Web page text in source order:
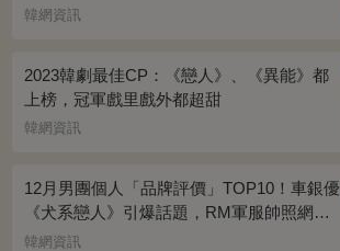
韓網資訊
2023韓劇最佳CP：《戀人》、《異能》都
上榜，冠軍戲里戲外都超甜
韓網資訊
12月男團個人「品牌評價」TOP10！車銀優
《犬系戀人》引爆話題，RM軍服帥照網瘋
傳
韓網資訊